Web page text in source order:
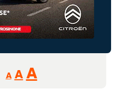
A
Reducir
tamaño
A Restablecer
AAumentar